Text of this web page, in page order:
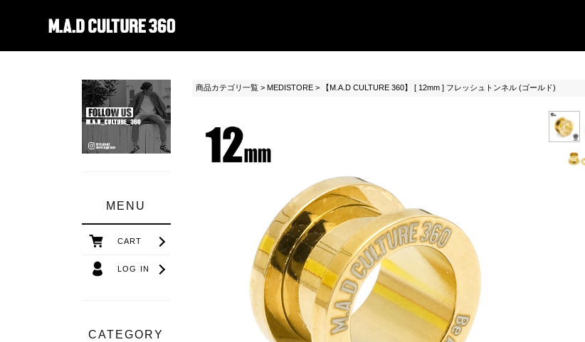
MENU
CART
LOG IN
CATEGORY
商品カテゴリ一覧> MEDISTORE> 【M.A.D CULTURE 360】 [ 12mm ] フレッシュトンネル (ゴールド)